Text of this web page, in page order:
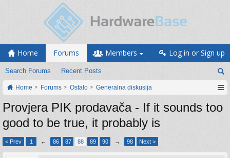
Home Forums
Search Forums Recent Posts
Members Log in or Sign up
Home Forums Ostalo Generalna diskusija
Provjera PIK prodavača - If it sounds too
good to be true, it probably is
< Prev 1 ← 86 87 88 89 90 → 98 Next >